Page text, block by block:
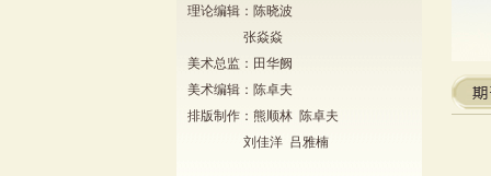
理论编辑：陈晓波
张焱焱
美术总监：田华阙
美术编辑：陈卓夫
排版制作：熊顺林 陈卓夫
刘佳洋 吕雅楠